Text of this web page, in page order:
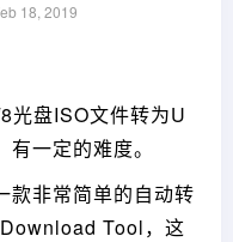
18, 2019
光盘ISO文件转为U
一定的难度。
款非常简单的自动转
Tool，这